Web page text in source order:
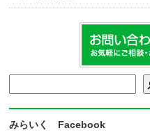
みらいく Facebook